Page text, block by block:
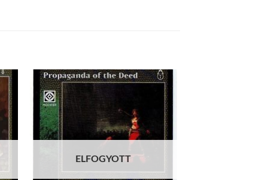
Add to
wishlist
ELFOGYOTT